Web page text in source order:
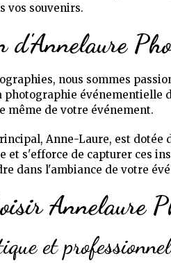
vos souvenirs.
d'Annelaure
nous sommes
photographie
même de votre événement.
Anne-Laure, est
et s'efforce de capturer ces
dans l'ambiance de votre
Annelaure
et